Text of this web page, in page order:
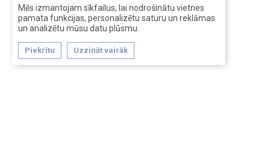
Mēs izmantojam sīkfailus, lai nodrošinātu vietnes
pamata funkcijas, personalizētu saturu un reklāmas
un analizētu mūsu datu plūsmu.
Piekrītu Uzzināt vairāk